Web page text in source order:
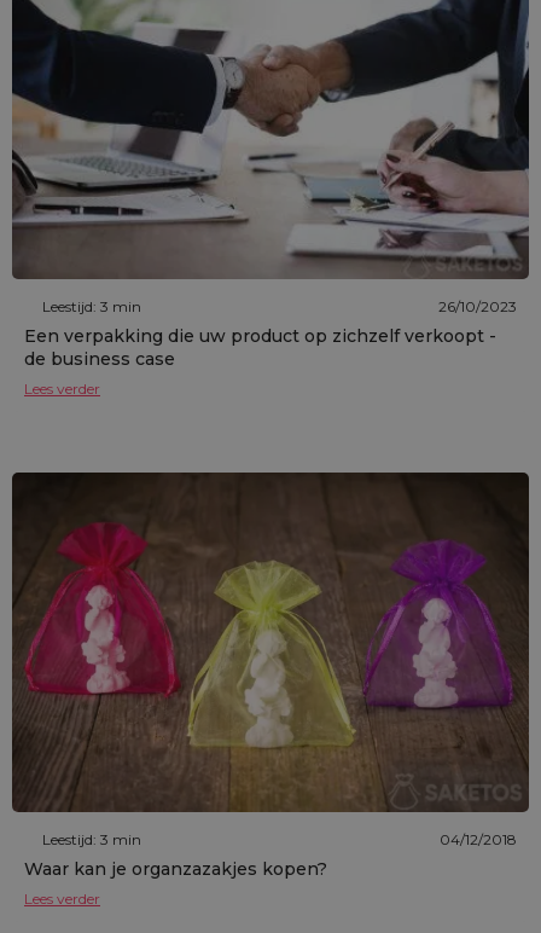
Leestijd: 3 min 26/10/2023
Een verpakking die uw product op zichzelf verkoopt -
de business case
Lees verder
Leestijd: 3 min 04/12/2018
Waar kan je organzazakjes kopen?
Lees verder